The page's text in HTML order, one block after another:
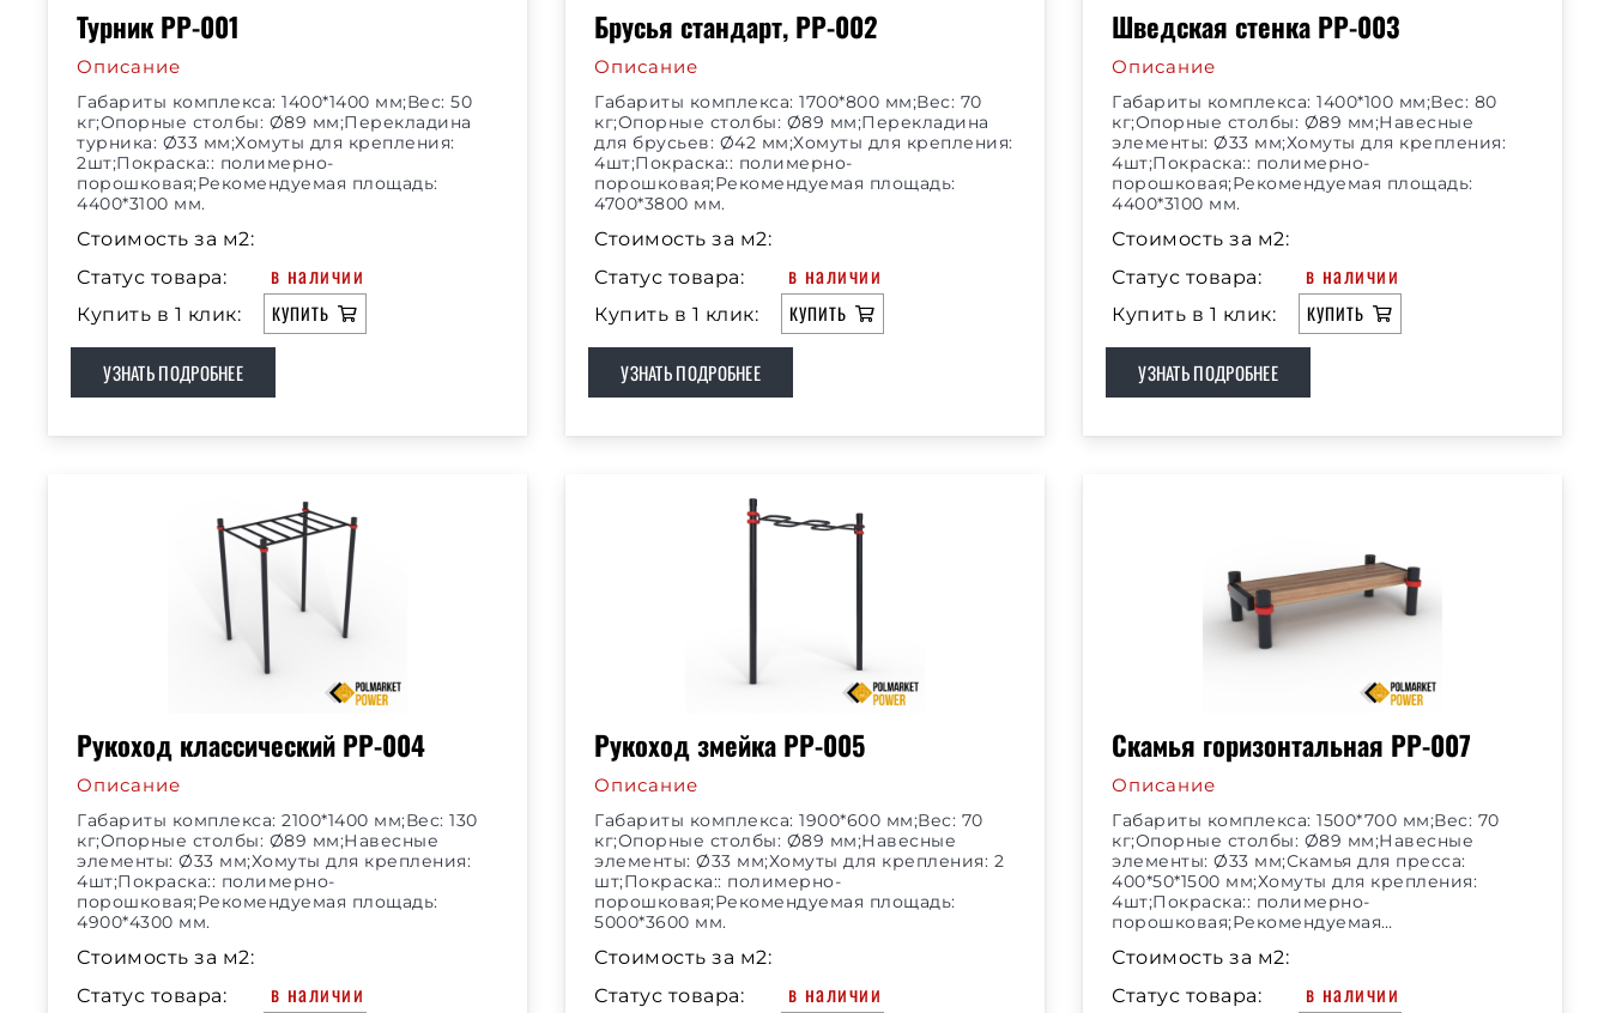
Турник РР-001
Описание
Габариты комплекса: 1400*1400 мм;Вес: 50
кг;Опорные столбы: Ø89 мм;Перекладина
турника: Ø33 мм;Хомуты для крепления:
2шт;Покраска:: полимерно-
порошковая;Рекомендуемая площадь:
4400*3100 мм.
Стоимость за м2:
Статус товара:
в наличии
Купить в 1 клик: КУПИТЬ
УЗНАТЬ ПОДРОБНЕЕ
Брусья стандарт, РР-002
Описание
Габариты комплекса: 1700*800 мм;Вес: 70
кг;Опорные столбы: Ø89 мм;Перекладина
для брусьев: Ø42 мм;Хомуты для крепления:
4шт;Покраска:: полимерно-
порошковая;Рекомендуемая площадь:
4700*3800 мм.
Стоимость за м2:
Статус товара:
в наличии
Купить в 1 клик: КУПИТЬ
УЗНАТЬ ПОДРОБНЕЕ
Шведская стенка РР-003
Описание
Габариты комплекса: 1400*100 мм;Вес: 80
кг;Опорные столбы: Ø89 мм;Навесные
элементы: Ø33 мм;Хомуты для крепления:
4шт;Покраска:: полимерно-
порошковая;Рекомендуемая площадь:
4400*3100 мм.
Стоимость за м2:
Статус товара:
в наличии
Купить в 1 клик: КУПИТЬ
УЗНАТЬ ПОДРОБНЕЕ
Рукоход классический РР-004
Описание
Габариты комплекса: 2100*1400 мм;Вес: 130
кг;Опорные столбы: Ø89 мм;Навесные
элементы: Ø33 мм;Хомуты для крепления:
4шт;Покраска:: полимерно-
порошковая;Рекомендуемая площадь:
4900*4300 мм.
Стоимость за м2:
Статус товара:
в наличии
Рукоход змейка РР-005
Описание
Габариты комплекса: 1900*600 мм;Вес: 70
кг;Опорные столбы: Ø89 мм;Навесные
элементы: Ø33 мм;Хомуты для крепления: 2
шт;Покраска:: полимерно-
порошковая;Рекомендуемая площадь:
5000*3600 мм.
Стоимость за м2:
Статус товара:
в наличии
Скамья горизонтальная РР-007
Описание
Габариты комплекса: 1500*700 мм;Вес: 70
кг;Опорные столбы: Ø89 мм;Навесные
элементы: Ø33 мм;Скамья для пресса:
400*50*1500 мм;Хомуты для крепления:
4шт;Покраска:: полимерно-
порошковая;Рекомендуемая…
Стоимость за м2:
Статус товара:
в наличии